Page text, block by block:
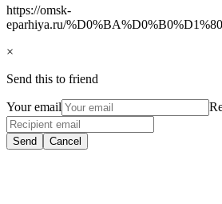
https://omsk-
eparhiya.ru/
×
Send this to friend
Your email
Send Cancel